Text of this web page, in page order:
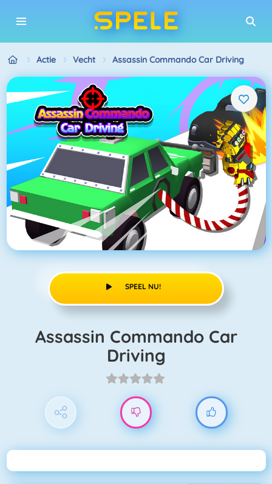
Actie Vecht Assassin Commando Car Driving
SPEEL NU!
Assassin Commando Car
Driving